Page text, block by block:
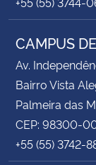
CAMPUS
Av.
Bairro Vista
Palmeira das
CEP: 98300-
+55 (55) 3742-